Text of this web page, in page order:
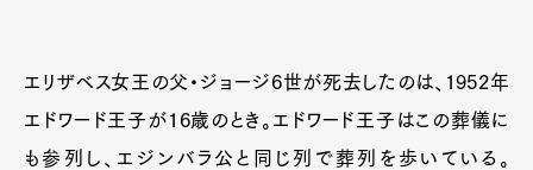
エリザベス女王の父・ジョージ6世が死去したのは、1952年
エドワード王子が16歳のとき。エドワード王子はこの葬儀に
も参列し、エジンバラ公と同じ列で葬列を歩いている。